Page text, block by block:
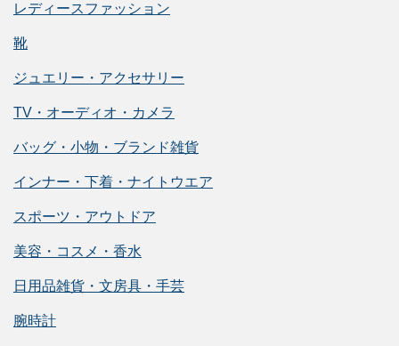
レディースファッション
靴
ジュエリー・アクセサリー
TV・オーディオ・カメラ
バッグ・小物・ブランド雑貨
インナー・下着・ナイトウエア
スポーツ・アウトドア
美容・コスメ・香水
日用品雑貨・文房具・手芸
腕時計